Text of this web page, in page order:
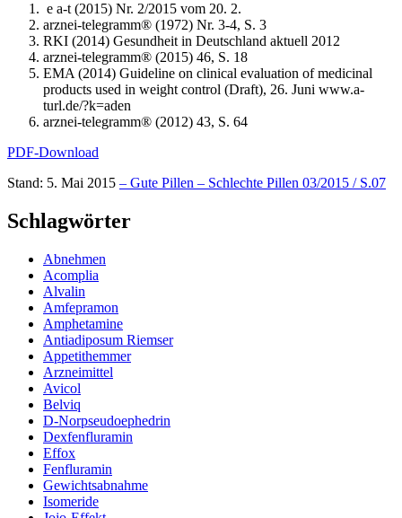
e a-t (2015) Nr. 2/2015 vom 20. 2.
arznei-telegramm® (1972) Nr. 3-4, S. 3
RKI (2014) Gesundheit in Deutschland aktuell 2012
arznei-telegramm® (2015) 46, S. 18
EMA (2014) Guideline on clinical evaluation of medicinal
products used in weight control (Draft), 26. Juni www.a-
turl.de/?k=aden
arznei-telegramm® (2012) 43, S. 64
PDF-Download
Stand: 5. Mai 2015 – Gute Pillen – Schlechte Pillen 03/2015 / S.07
Schlagwörter
Abnehmen
Acomplia
Alvalin
Amfepramon
Amphetamine
Antiadiposum Riemser
Appetithemmer
Arzneimittel
Avicol
Belviq
D-Norpseudoephedrin
Dexfenfluramin
Effox
Fenfluramin
Gewichtsabnahme
Isomeride